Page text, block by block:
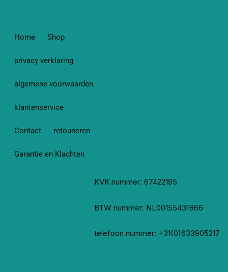
Home Shop
privacy verklaring
algemene voorwaarden
klantenservice
Contact retouneren
Garantie en Klachten
KVK nummer: 67422195
BTW nummer: NL00155431B66
telefoon nummer: +31(0)633905217